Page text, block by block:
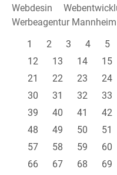
Webdesin
Werbeagentur Mannheim
1
2 3 4 5
12
13 14 15
21
22 23 24
30
31 32 33
39
40 41 42
48
49 50 51
57
58 59 60
66
67 68 69